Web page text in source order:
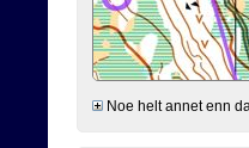
Noe helt annet enn